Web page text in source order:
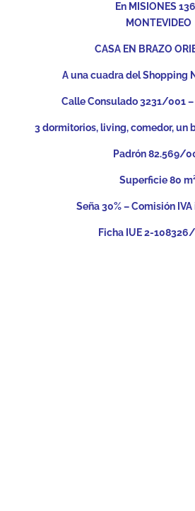
En MISIONES
MONTEVIDEO
CASA EN BRAZO
A una cuadra del Shopping
Calle Consulado 3231/001
3 dormitorios, living, comedor, un
Padrón 82.569/
Superficie 80
Seña 30% – Comisión IVA
Ficha IUE 2-